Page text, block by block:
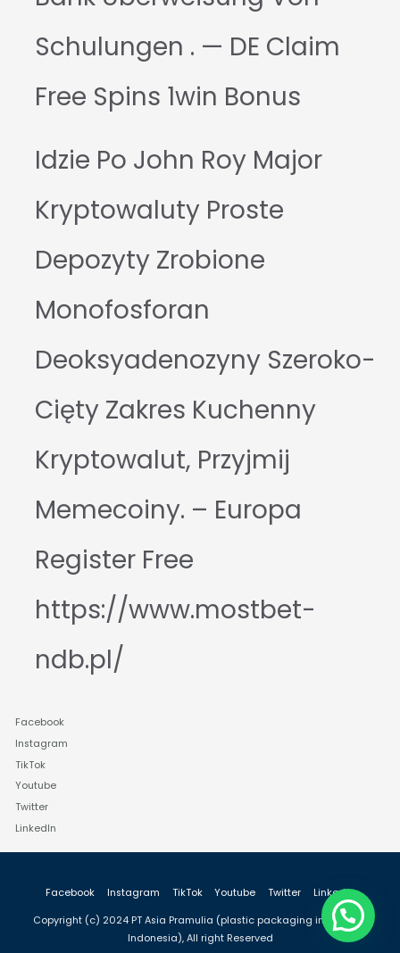
Schulungen . — DE Claim
Free Spins 1win Bonus
Idzie Po John Roy Major
Kryptowaluty Proste
Depozyty Zrobione
Monofosforan
Deoksyadenozyny Szeroko-
Cięty Zakres Kuchenny
Kryptowalut, Przyjmij
Memecoiny. – Europa
Register Free
https://www.mostbet-
ndb.pl/
Facebook
Instagram
TikTok
Youtube
Twitter
LinkedIn
Facebook Instagram TikTok Youtube Twitter LinkedIn
Copyright (c) 2024 PT Asia Pramulia (plastic packaging industry in
Indonesia), All right Reserved